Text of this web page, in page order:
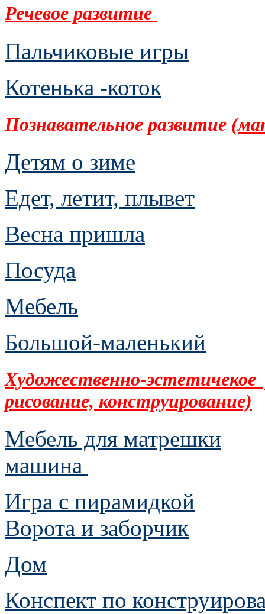
Речевое развитие
Пальчиковые игры
Котенька -коток
Познавательное развитие
Детям о зиме
Едет, летит, плывет
Весна пришла
Посуда
Мебель
Большой-маленький
Художественно-эстетичекое
рисование, конструирование)
Мебель для матрешки
машина
Игра с пирамидкой
Ворота и заборчик
Дом
Конспект по